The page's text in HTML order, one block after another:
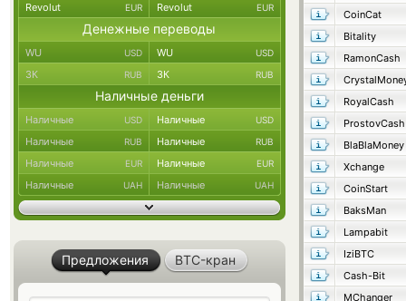
CoinCat
Bitality
RamonCash
RoyalCash
ProstovCash
BlaBlaMoney
Xchange
CoinStart
BaksMan
Lampabit
IziBTC
Cash-Bit
MChanger
Revolut EUR Revolut EUR
Денежные переводы
WU USD WU USD
ЗК RUB ЗК RUB
Наличные деньги
Наличные USD Наличные USD
Наличные RUB Наличные RUB
Наличные EUR Наличные EUR
Наличные UAH Наличные UAH
Предложения BTC-кран